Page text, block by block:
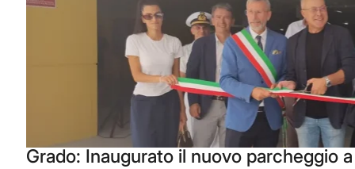
Grado: Inaugurato il nuovo parcheggio